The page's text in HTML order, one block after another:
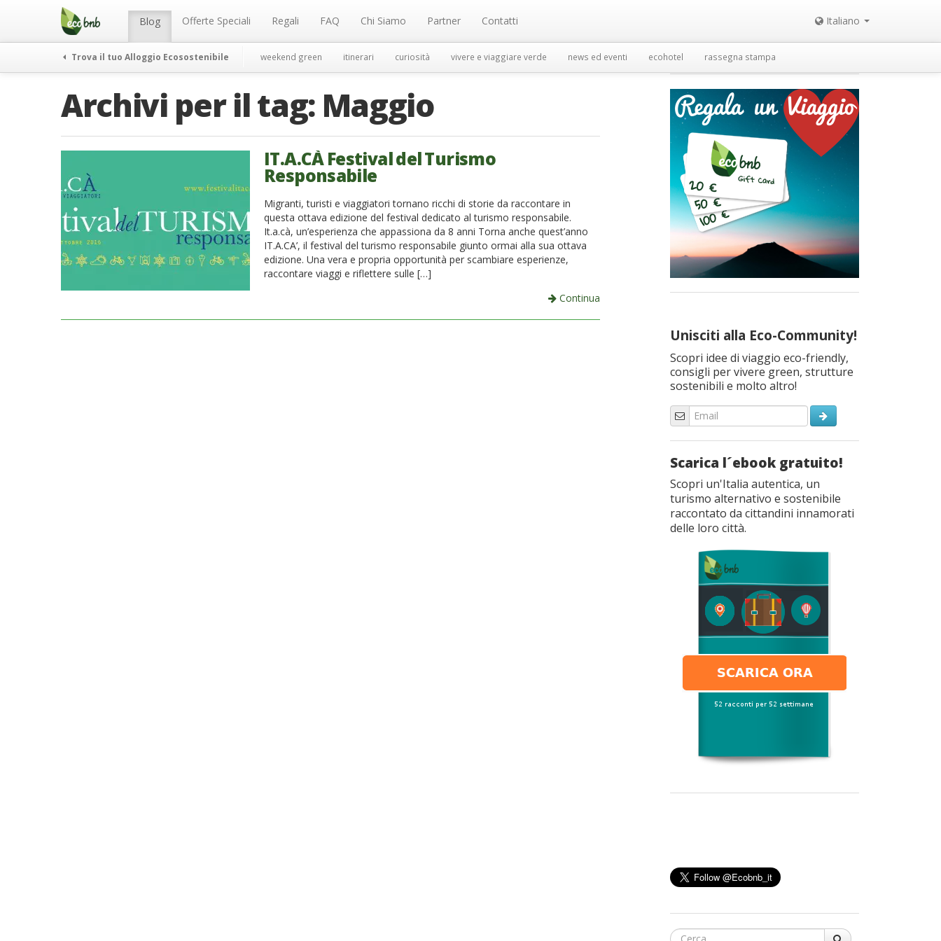
Menu Blog Offerte Speciali Regali FAQ Chi Siamo Partner Contatti Italiano
Trova il tuo Alloggio Ecosostenibile weekend green itinerari curiosità vivere e viaggiare verde news ed eventi ecohotel rassegna stampa
Archivi per il tag: Maggio
IT.A.CÀ Festival del Turismo
Responsabile
Migranti, turisti e viaggiatori tornano ricchi di storie da raccontare in
questa ottava edizione del festival dedicato al turismo responsabile.
It.a.cà, un’esperienza che appassiona da 8 anni Torna anche quest’anno
IT.A.CA’, il festival del turismo responsabile giunto ormai alla sua ottava
edizione. Una vera e propria opportunità per scambiare esperienze,
raccontare viaggi e riflettere sulle […]
Continua
Unisciti alla Eco-Community!
Scopri idee di viaggio eco-friendly,
consigli per vivere green, strutture
sostenibili e molto altro!
Scarica l´ebook gratuito!
Scopri un'Italia autentica, un
turismo alternativo e sostenibile
raccontato da cittandini innamorati
delle loro città.
Cerca